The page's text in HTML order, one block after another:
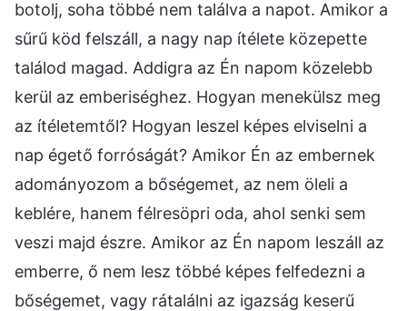
botolj, soha többé nem találva a napot. Amikor a
sűrű köd felszáll, a nagy nap ítélete közepette
találod magad. Addigra az Én napom közelebb
kerül az emberiséghez. Hogyan menekülsz meg
az ítéletemtől? Hogyan leszel képes elviselni a
nap égető forróságát? Amikor Én az embernek
adományozom a bőségemet, az nem öleli a
keblére, hanem félresöpri oda, ahol senki sem
veszi majd észre. Amikor az Én napom leszáll az
emberre, ő nem lesz többé képes felfedezni a
bőségemet, vagy rátalálni az igazság keserű